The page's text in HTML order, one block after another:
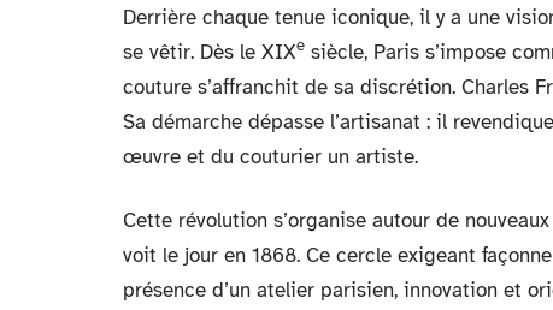
Derrière chaque tenue iconique, il y a une
se vêtir. Dès le XIXe siècle, Paris s’impose
couture s’affranchit de sa discrétion. Charles
Sa démarche dépasse l’artisanat : il
œuvre et du couturier un artiste.
Cette révolution s’organise autour de
voit le jour en 1868. Ce cercle exigeant
présence d’un atelier parisien, innovation et